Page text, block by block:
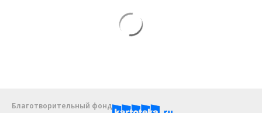
Благотворительный фонд